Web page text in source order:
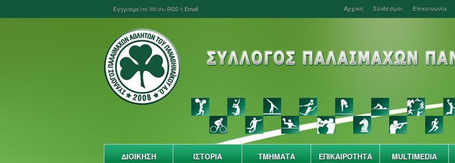
Εγγραφείτε Μέσω RSSή Email Αρχική Σύνδεσμοι Επικοινωνία
ΔΙΟΙΚΗΣΗ ΙΣΤΟΡΙΑ ΤΜΗΜΑΤΑ ΕΠΙΚΑΙΡΟΤΗΤΑ MULTIMEDIA